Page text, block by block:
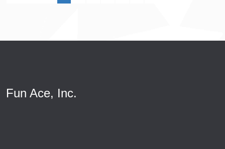
Fun Ace, Inc.